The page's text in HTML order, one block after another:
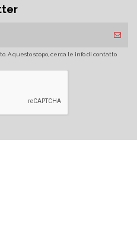
A questo scopo, cerca le info di contatto